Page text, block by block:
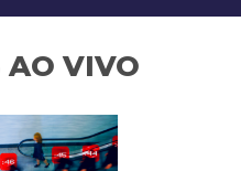
AO VIVO